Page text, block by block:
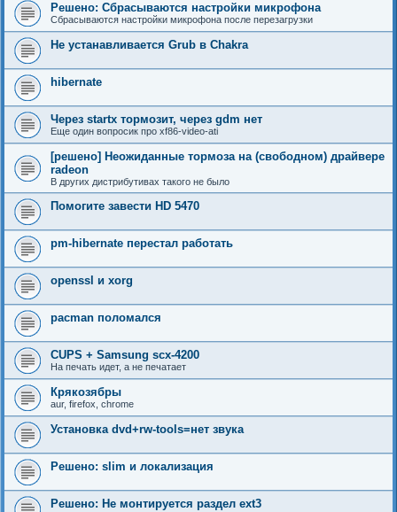
Решено: Сбрасываются настройки микрофона
Сбрасываются настройки микрофона после перезагрузки
Не устанавливается Grub в Chakra
hibernate
Через startx тормозит, через gdm нет
Еще один вопросик про xf86-video-ati
[решено] Неожиданные тормоза на (свободном) драйвере
radeon
В других дистрибутивах такого не было
Помогите завести HD 5470
pm-hibernate перестал работать
openssl и xorg
pacman поломался
CUPS + Samsung scx-4200
На печать идет, а не печатает
Крякозябры
aur, firefox, chrome
Установка dvd+rw-tools=нет звука
Решено: slim и локализация
Решено: Не монтируется раздел ext3